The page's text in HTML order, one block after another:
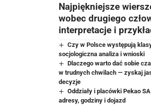
Najpiękniejsze
wobec drugiego
interpretacje i
Czy w Polsce występują
socjologiczna analiza i wnioski
Dlaczego warto dać sobie
w trudnych chwilach — zyskaj
decyzje
Oddziały i placówki Pekao
adresy, godziny i dojazd